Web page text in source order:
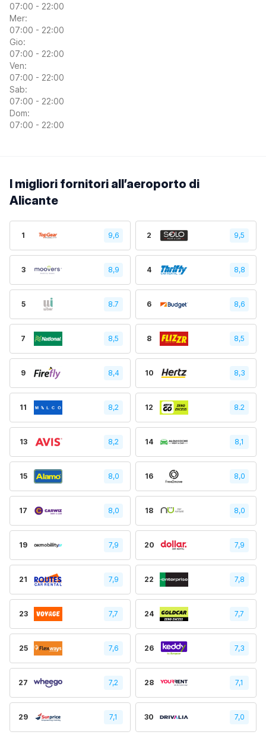
07:00 - 22:00
Mer:
07:00 - 22:00
Gio:
07:00 - 22:00
Ven:
07:00 - 22:00
Sab:
07:00 - 22:00
Dom:
07:00 - 22:00
I migliori fornitori all’aeroporto di
Alicante
1 9,6 2 9,5
3 8,9 4 8,8
5 8.7 6 8,6
7 8,5 8 8,5
9 8,4 10 8,3
11 8,2 12 8.2
13 8,2 14 8,1
15 8,0 16 8,0
17 8,0 18 8,0
19 7,9 20 7,9
21 7,9 22 7,8
23 7,7 24 7,7
25 7,6 26 7,3
27 7,2 28 7,1
29 7,1 30 7,0